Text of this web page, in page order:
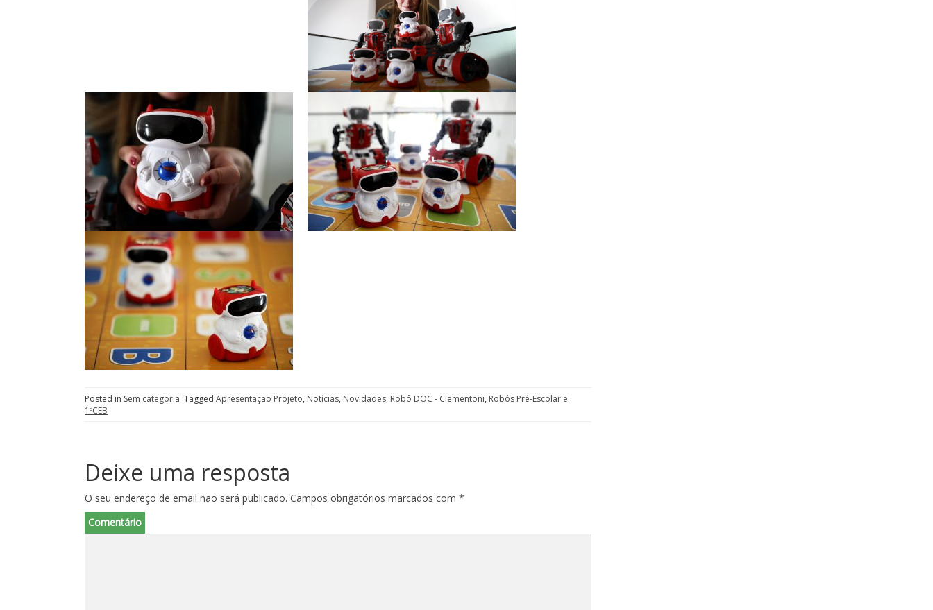
Posted in Sem categoria Tagged Apresentação Projeto, Notícias, Novidades, Robô DOC - Clementoni, Robôs Pré-Escolar e
1ºCEB
Deixe uma resposta
O seu endereço de email não será publicado. Campos obrigatórios marcados com *
Comentário